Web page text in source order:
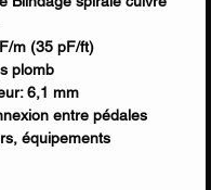
m (35 pF/ft)
plomb
6,1 mm
entre pédales
équipements